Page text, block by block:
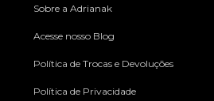
Sobre a Adrianak
Acesse nosso Blog
Política de Trocas e Devoluções
Política de Privacidade